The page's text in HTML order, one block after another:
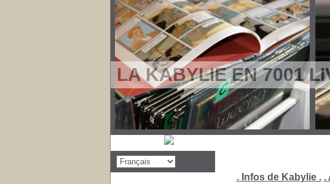
LA KABYLIE EN 7001
. Infos de Kabylie . .